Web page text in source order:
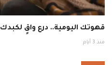
قهوتك اليومية.. درع واقٍ لكبدك
منذ 3 أيام